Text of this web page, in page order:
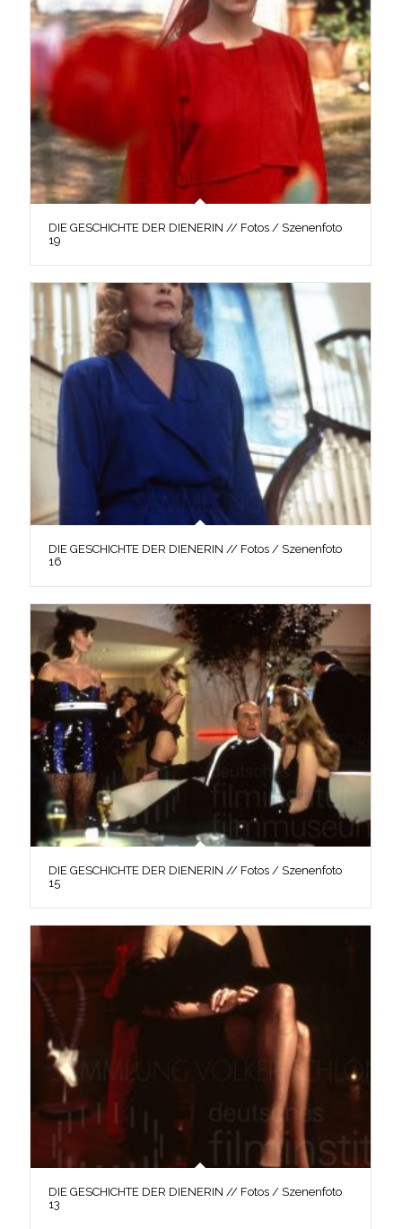
DIE GESCHICHTE DER DIENERIN // Fotos / Szenenfoto
19
DIE GESCHICHTE DER DIENERIN // Fotos / Szenenfoto
16
DIE GESCHICHTE DER DIENERIN // Fotos / Szenenfoto
15
DIE GESCHICHTE DER DIENERIN // Fotos / Szenenfoto
13